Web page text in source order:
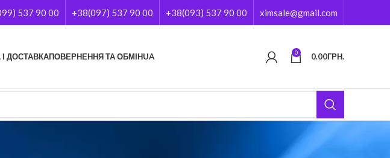
537 90 00 +38(097) 537 90 00 +38(093) 537 90 00 ximsale@gmail.com
ДОСТАВКАПОВЕРНЕННЯ ТА ОБМІНUA 0 0.00ГРН.